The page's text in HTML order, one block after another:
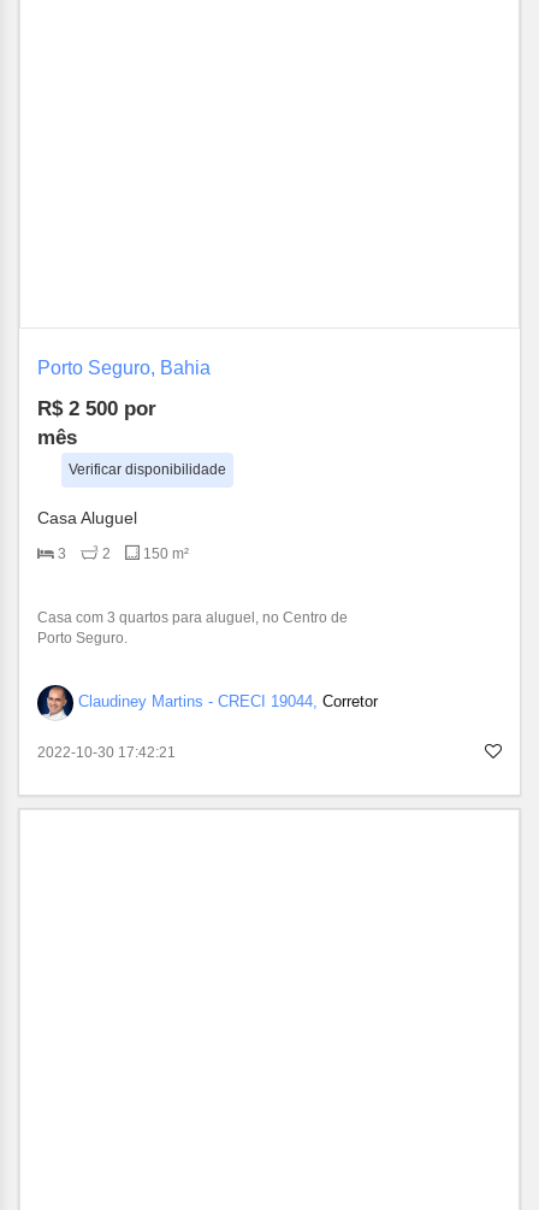
Porto Seguro, Bahia
R$ 2 500 por
mês
Verificar disponibilidade
Casa Aluguel
3 2 150 m²
Casa com 3 quartos para aluguel, no Centro de
Porto Seguro.
Claudiney Martins - CRECI 19044, Corretor
2022-10-30 17:42:21